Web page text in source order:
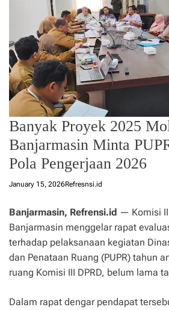
Banyak Proyek 2025
Banjarmasin Minta
Pola Pengerjaan 2026
January 15, 2026Refresnsi.id
Banjarmasin, Refrensi.id — Komisi
Banjarmasin menggelar rapat
terhadap pelaksanaan kegiatan
dan Penataan Ruang (PUPR) tahun
ruang Komisi III DPRD, belum lama
Dalam rapat dengar pendapat